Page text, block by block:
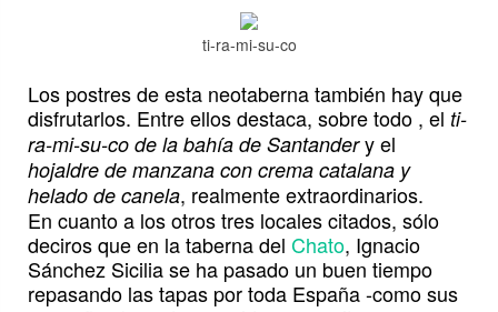
ti-ra-mi-su-co
Los postres de esta neotaberna también hay que
disfrutarlos. Entre ellos destaca, sobre todo , el ti-
ra-mi-su-co de la bahía de Santandery el
hojaldre de manzana con crema catalana y
helado de canela, realmente extraordinarios.
En cuanto a los otros tres locales citados, sólo
deciros que en la taberna del Chato, Ignacio
Sánchez Sicilia se ha pasado un buen tiempo
repasando las tapas por toda España -como sus